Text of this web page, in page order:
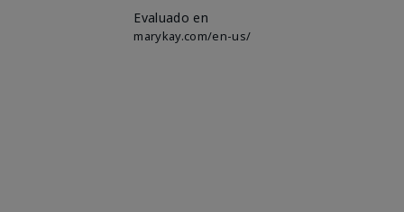
Evaluado en
marykay.com/en-us/